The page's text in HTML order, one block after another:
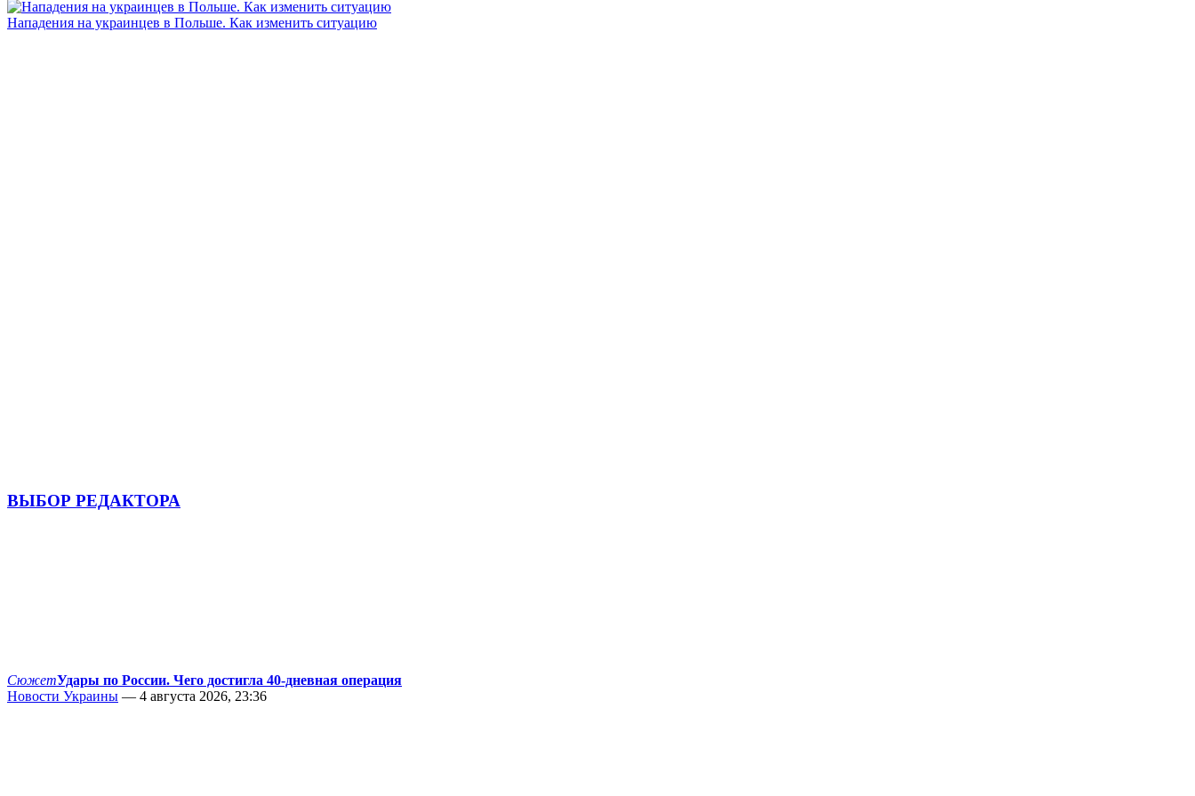
Нападения на украинцев в Польше. Как изменить ситуацию
ВЫБОР РЕДАКТОРА
СюжетУдары по России. Чего достигла 40-дневная операция
Новости Украины — 4 августа 2026, 23:36